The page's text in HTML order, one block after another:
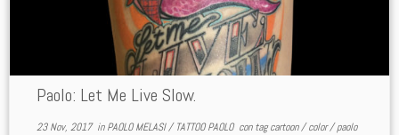
Paolo: Let Me Live Slow.
23 Nov, 2017inPAOLO MELASI/TATTOO PAOLO con tagcartoon/color/paolo